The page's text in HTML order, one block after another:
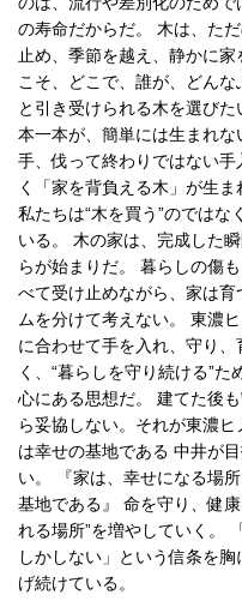
の寿命だからだ。 木は、た
止め、季節を越え、静かに
こそ、どこで、誰が、どん
と引き受けられる木を選び
本一本が、簡単には生まれ
手、伐って終わりではない
く「家を背負える木」が生ま
私たちは“木を買う”のでは
いる。 木の家は、完成した
らが始まりだ。 暮らしの傷
べて受け止めながら、家は
ムを分けて考えない。 東濃
に合わせて手を入れ、守り、
く、“暮らしを守り続ける”
心にある思想だ。 建てた後
ら妥協しない。それが東濃
は幸せの基地である 中井が
い。 『家は、幸せになる場
基地である』 命を守り、健
れる場所”を増やしていく。
しかしない」という信条を
げ続けている。